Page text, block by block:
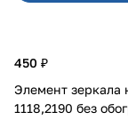
450 ₽
Элемент зеркала
1118,2190 без